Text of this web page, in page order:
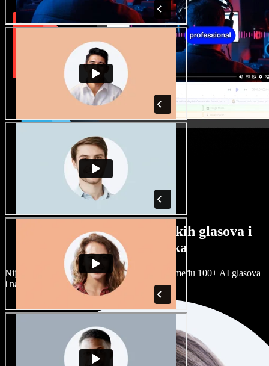
Veliki izbor muških i ženskih glasova i
raznih naglasaka
Nijedan projekt ne mora zvučati isto. Birajte među 100+ AI glasova
i naglasaka i prilagodite ih sebi.